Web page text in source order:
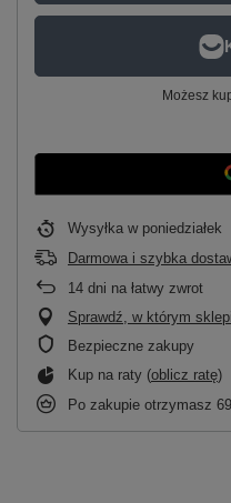
Możesz
Wysyłka w poniedziałek
Darmowa i szybka
14 dni na łatwy zwrot
Sprawdź, w którym
Bezpieczne zakupy
Kup na raty (oblicz ratę)
Po zakupie otrzymasz